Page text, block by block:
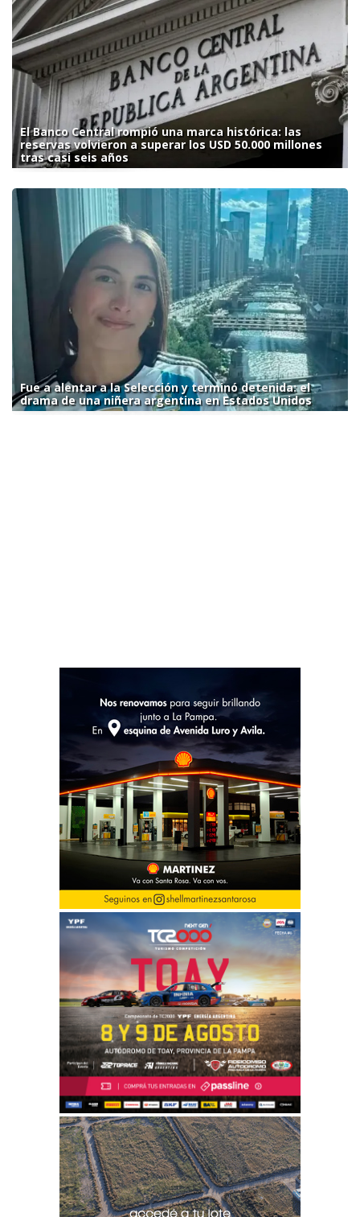
El Banco Central rompió una marca histórica: las
reservas volvieron a superar los USD 50.000 millones
tras casi seis años
Fue a alentar a la Selección y terminó detenida: el
drama de una niñera argentina en Estados Unidos